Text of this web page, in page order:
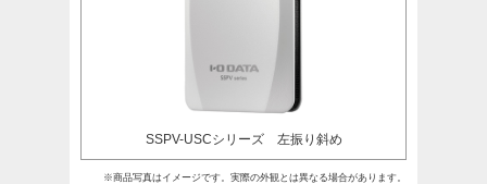
SSPV-USCシリーズ 左振り斜め
※商品写真はイメージです。実際の外観とは異なる場合があります。